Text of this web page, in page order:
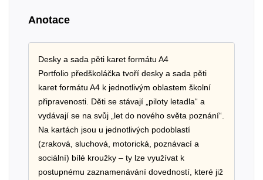
Anotace
Desky a sada pěti karet formátu A4
Portfolio předškoláčka tvoří desky a sada pěti
karet formátu A4 k jednotlivým oblastem školní
připravenosti. Děti se stávají „piloty letadla“ a
vydávají se na svůj „let do nového světa poznání“.
Na kartách jsou u jednotlivých podoblastí
(zraková, sluchová, motorická, poznávací a
sociální) bílé kroužky – ty lze využívat k
postupnému zaznamenávání dovedností, které již